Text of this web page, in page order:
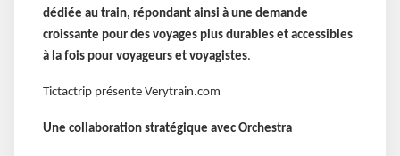
dédiée au train, répondant ainsi à une demande
croissante pour des voyages plus durables et accessibles
à la fois pour voyageurs et voyagistes.
Tictactrip présente Verytrain.com
Une collaboration stratégique avec Orchestra